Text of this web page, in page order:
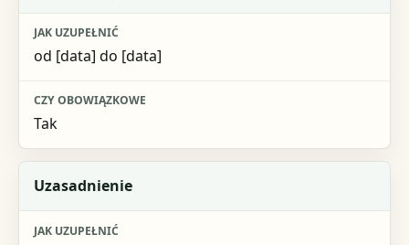
od [data] do [data]
Tak
Uzasadnienie